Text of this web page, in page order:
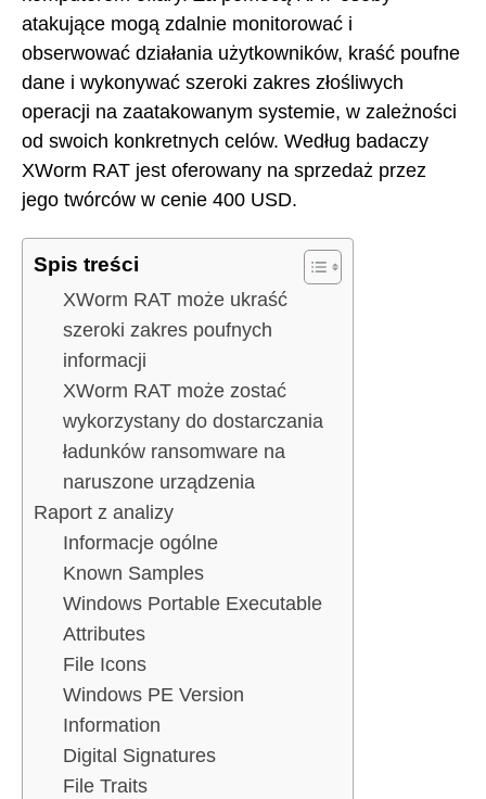
atakujące mogą zdalnie monitorować i
obserwować działania użytkowników, kraść poufne
dane i wykonywać szeroki zakres złośliwych
operacji na zaatakowanym systemie, w zależności
od swoich konkretnych celów. Według badaczy
XWorm RAT jest oferowany na sprzedaż przez
jego twórców w cenie 400 USD.
Spis treści
XWorm RAT może ukraść
szeroki zakres poufnych
informacji
XWorm RAT może zostać
wykorzystany do dostarczania
ładunków ransomware na
naruszone urządzenia
Raport z analizy
Informacje ogólne
Known Samples
Windows Portable Executable
Attributes
File Icons
Windows PE Version
Information
Digital Signatures
File Traits